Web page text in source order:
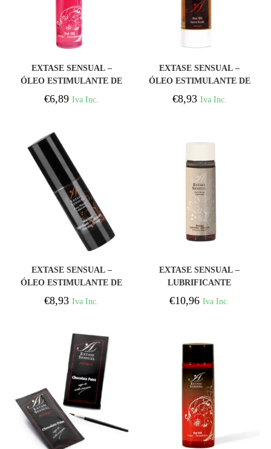
EXTASE SENSUAL –
ÓLEO ESTIMULANTE DE
MORANGO CALOR
VIAGEM 35 ML
€6,89 Iva Inc.
EXTASE SENSUAL –
ÓLEO ESTIMULANTE DE
MANGA 30 ML
€8,93 Iva Inc.
EXTASE SENSUAL –
ÓLEO ESTIMULANTE DE
CHOCOLATE E
LARANJA 30 ML
€8,93 Iva Inc.
EXTASE SENSUAL –
LUBRIFICANTE
CHOCOLATE E
LARANJA 100 ML
€10,96 Iva Inc.